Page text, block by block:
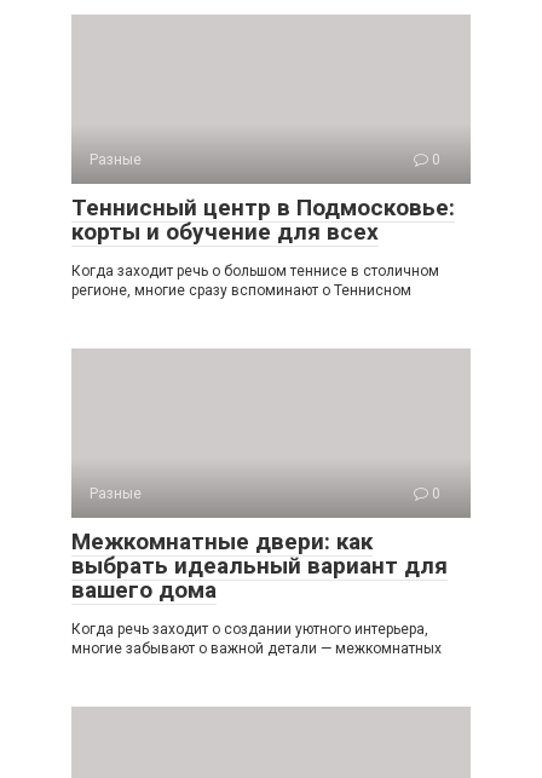
Разные 0
Теннисный центр в Подмосковье:
корты и обучение для всех
Когда заходит речь о большом теннисе в столичном
регионе, многие сразу вспоминают о Теннисном
Разные 0
Межкомнатные двери: как
выбрать идеальный вариант для
вашего дома
Когда речь заходит о создании уютного интерьера,
многие забывают о важной детали — межкомнатных